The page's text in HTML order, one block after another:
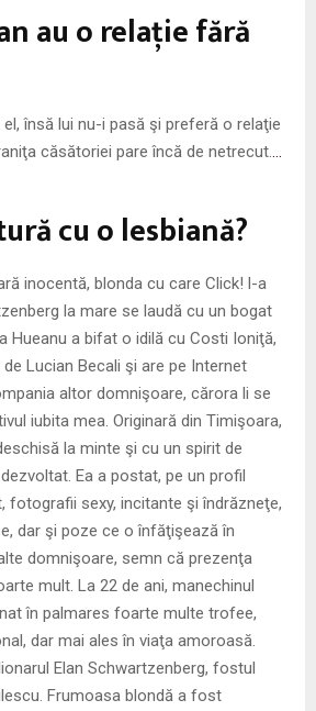
au o relaţie fără
însă lui nu-i pasă şi preferă o relaţie
căsătoriei pare încă de netrecut.
cu o lesbiană?
inocentă, blonda cu care Click! l-a
la mare se laudă cu un bogat
Hueanu a bifat o idilă cu Costi Ioniţă,
Lucian Becali şi are pe Internet
altor domnişoare, cărora li se
iubita mea. Originară din Timişoara,
la minte şi cu un spirit de
Ea a postat, pe un profil
fotografii sexy, incitante şi îndrăzneţe,
dar şi poze ce o înfăţişează în
domnişoare, semn că prezenţa
mult. La 22 de ani, manechinul
în palmares foarte multe trofee,
dar mai ales în viaţa amoroasă.
Elan Schwartzenberg, fostul
Frumoasa blondă a fost